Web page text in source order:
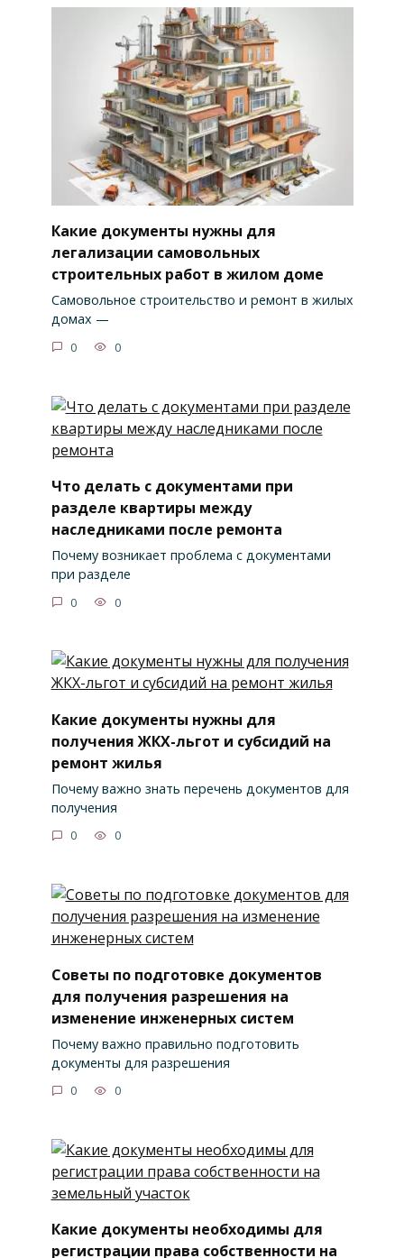
Какие документы нужны для
легализации самовольных
строительных работ в жилом доме
Самовольное строительство и ремонт в жилых
домах —
0 0
Что делать с документами при
разделе квартиры между
наследниками после ремонта
Почему возникает проблема с документами
при разделе
0 0
Какие документы нужны для
получения ЖКХ-льгот и субсидий на
ремонт жилья
Почему важно знать перечень документов для
получения
0 0
Советы по подготовке документов
для получения разрешения на
изменение инженерных систем
Почему важно правильно подготовить
документы для разрешения
0 0
Какие документы необходимы для
регистрации права собственности на